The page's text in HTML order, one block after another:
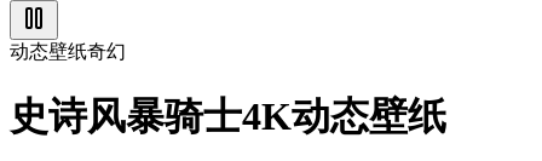
动态壁纸奇幻
史诗风暴骑士4K动态壁纸